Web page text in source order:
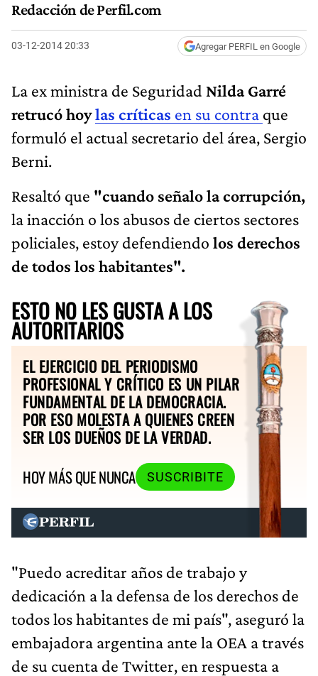
Redacción de Perfil.com
03-12-2014 20:33 Agregar PERFIL en Google
La ex ministra de Seguridad Nilda Garré
retrucó hoylas críticas en su contra que
formuló el actual secretario del área, Sergio
Berni.
Resaltó que "cuando señalo la corrupción,
la inacción o los abusos de ciertos sectores
policiales, estoy defendiendo los derechos
de todos los habitantes".
ESTO NO LES GUSTA A LOS
AUTORITARIOS
EL EJERCICIO DEL PERIODISMO
PROFESIONAL Y CRÍTICO ES UN PILAR
FUNDAMENTAL DE LA DEMOCRACIA.
POR ESO MOLESTA A QUIENES CREEN
SER LOS DUEÑOS DE LA VERDAD.
HOY MÁS QUE NUNCA
SUSCRIBITE
"Puedo acreditar años de trabajo y
dedicación a la defensa de los derechos de
todos los habitantes de mi país", aseguró la
embajadora argentina ante la OEA a través
de su cuenta de Twitter, en respuesta a